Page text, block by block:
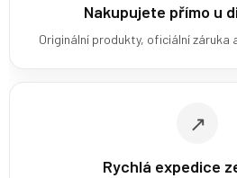
Nakupujete přímo u
Originální produkty, oficiální záruka
↗
Rychlá expedice